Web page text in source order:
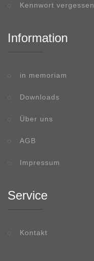
Kennwort vergessen
Information
in memoriam
Downloads
Über uns
AGB
Impressum
Service
Kontakt